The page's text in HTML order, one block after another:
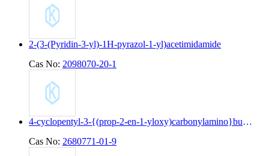
2-(3-(Pyridin-3-yl)-1H-pyrazol-1-yl)acetimidamide
Cas No: 2098070-20-1
4-cyclopentyl-3-{(prop-2-en-1-yloxy)carbonylamino}butanoic acid
Cas No: 2680771-01-9